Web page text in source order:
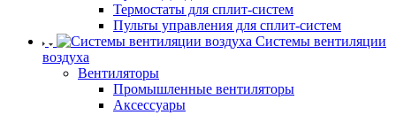
Термостаты для сплит-систем
Пульты управления для сплит-систем
Системы вентиляции
воздуха
Вентиляторы
Промышленные вентиляторы
Аксессуары